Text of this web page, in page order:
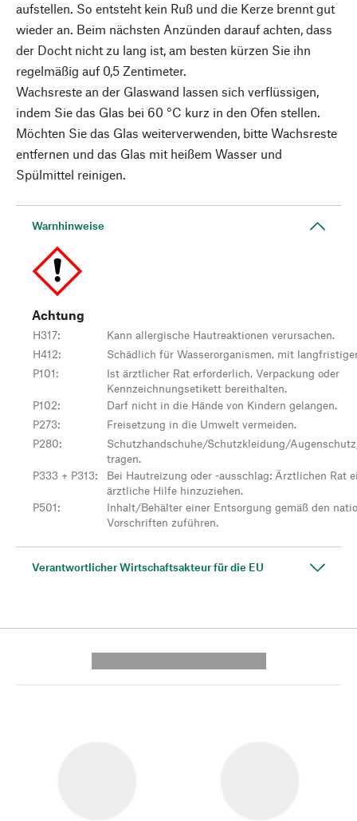
aufstellen. So entsteht kein Ruß und die Kerze brennt gut
wieder an. Beim nächsten Anzünden darauf achten, dass
der Docht nicht zu lang ist, am besten kürzen Sie ihn
regelmäßig auf 0,5 Zentimeter.
Wachsreste an der Glaswand lassen sich verflüssigen,
indem Sie das Glas bei 60 °C kurz in den Ofen stellen.
Möchten Sie das Glas weiterverwenden, bitte Wachsreste
entfernen und das Glas mit heißem Wasser und
Spülmittel reinigen.
Warnhinweise
Achtung
H317:
Kann allergische Hautreaktionen verursachen.
H412:
Schädlich für Wasserorganismen, mit
P101:
Ist ärztlicher Rat erforderlich, Verpackung oder
Kennzeichnungsetikett bereithalten.
P102:
Darf nicht in die Hände von Kindern gelangen.
P273:
Freisetzung in die Umwelt vermeiden.
P280:
Schutzhandschuhe/Schutzkleidung/
tragen.
P333 + P313:
Bei Hautreizung oder -ausschlag: Ärztlichen Rat
ärztliche Hilfe hinzuziehen.
P501:
Inhalt/Behälter einer Entsorgung gemäß den
Vorschriften zuführen.
Verantwortlicher Wirtschaftsakteur für die EU